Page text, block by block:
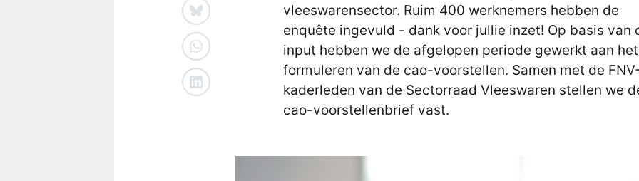
vleeswarensector. Ruim 400 werknemers hebben de
enquête ingevuld - dank voor jullie inzet! Op basis van
input hebben we de afgelopen periode gewerkt aan het
formuleren van de cao-voorstellen. Samen met de
kaderleden van de Sectorraad Vleeswaren stellen we
cao-voorstellenbrief vast.